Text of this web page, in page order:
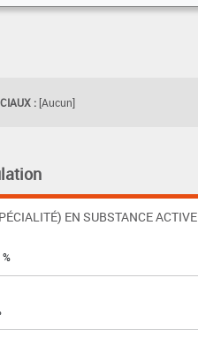
: [Aucun]
EN SUBSTANCE ACTIVE